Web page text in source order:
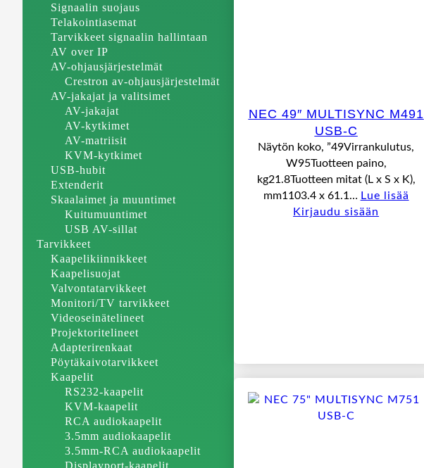
Signaalin suojaus
Telakointiasemat
Tarvikkeet signaalin hallintaan
AV over IP
AV-ohjausjärjestelmät
Crestron av-ohjausjärjestelmät
AV-jakajat ja valitsimet
AV-jakajat
AV-kytkimet
AV-matriisit
KVM-kytkimet
USB-hubit
Extenderit
Skaalaimet ja muuntimet
Kuitumuuntimet
USB AV-sillat
Tarvikkeet
Kaapelikiinnikkeet
Kaapelisuojat
Valvontatarvikkeet
Monitori/TV tarvikkeet
Videoseinätelineet
Projektoritelineet
Adapterirenkaat
Pöytäkaivotarvikkeet
Kaapelit
RS232-kaapelit
KVM-kaapelit
RCA audiokaapelit
3.5mm audiokaapelit
3.5mm-RCA audiokaapelit
Displayport-kaapelit
NEC 49″ MULTISYNC M491
USB-C
Näytön koko, ”49Virrankulutus,
W95Tuotteen paino,
kg21.8Tuotteen mitat (L x S x K),
mm1103.4 x 61.1… Lue lisää
Kirjaudu sisään